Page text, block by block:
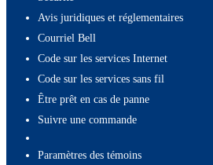
Avis juridiques et réglementaires
Courriel Bell
Code sur les services Internet
Code sur les services sans fil
Être prêt en cas de panne
Suivre une commande
paramètres des témoins